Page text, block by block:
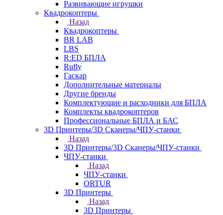
Развивающие игрушки
Квадрокоптеры
Назад
Квадрокоптеры
BR LAB
LBS
R:ED БПЛА
Rufly
Гаскар
Дополнительные материалы
Другие бренды
Комплектующие и расходники для БПЛА
Комплекты квадрокоптеров
Профессиональные БПЛА и БАС
3D Принтеры/3D Сканеры/ЧПУ-станки
Назад
3D Принтеры/3D Сканеры/ЧПУ-станки
ЧПУ-станки
Назад
ЧПУ-станки
ORTUR
3D Принтеры
Назад
3D Принтеры